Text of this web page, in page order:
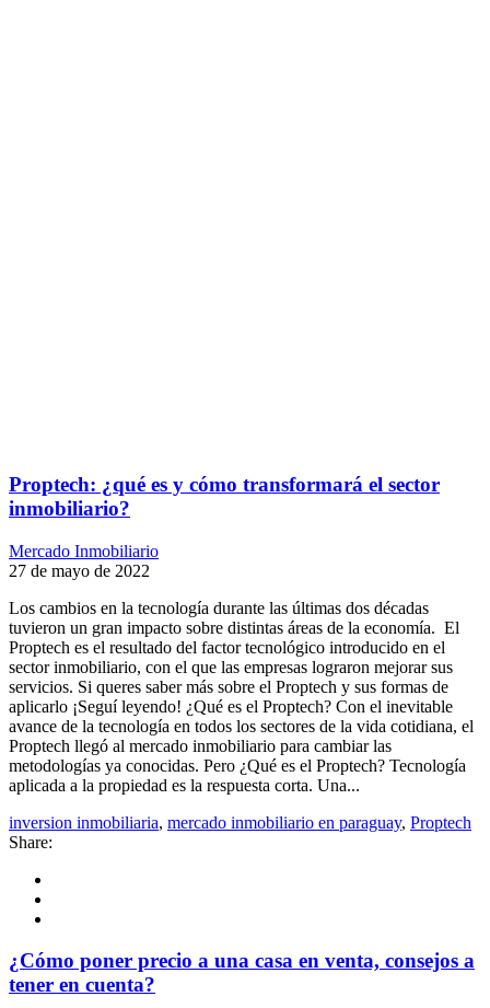
Proptech: ¿qué es y cómo transformará el sector
inmobiliario?
Mercado Inmobiliario
27 de mayo de 2022
Los cambios en la tecnología durante las últimas dos décadas
tuvieron un gran impacto sobre distintas áreas de la economía. El
Proptech es el resultado del factor tecnológico introducido en el
sector inmobiliario, con el que las empresas lograron mejorar sus
servicios. Si queres saber más sobre el Proptech y sus formas de
aplicarlo ¡Seguí leyendo! ¿Qué es el Proptech? Con el inevitable
avance de la tecnología en todos los sectores de la vida cotidiana, el
Proptech llegó al mercado inmobiliario para cambiar las
metodologías ya conocidas. Pero ¿Qué es el Proptech? Tecnología
aplicada a la propiedad es la respuesta corta. Una...
inversion inmobiliaria, mercado inmobiliario en paraguay, Proptech
Share:
¿Cómo poner precio a una casa en venta, consejos a
tener en cuenta?